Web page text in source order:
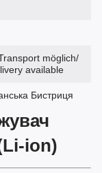
möglich/
available
Бистриця
ion)